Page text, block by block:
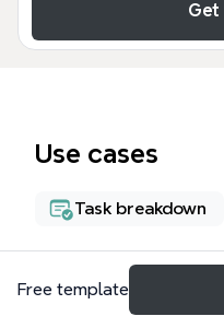
Use cases
Task breakdown
About
Free template